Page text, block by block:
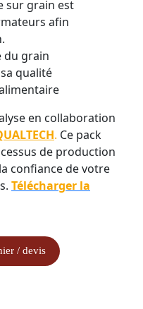
sur grain est
afin
du grain
qualité
en collaboration
. Ce pack
de production
confiance de votre
Télécharger la
/ devis